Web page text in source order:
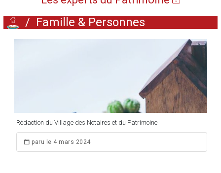
/ Famille & Personnes
Rédaction du Village des Notaires et du Patrimoine
paru le 4 mars 2024